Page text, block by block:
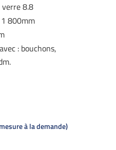
8.8
800mm
: bouchons,
à la demande